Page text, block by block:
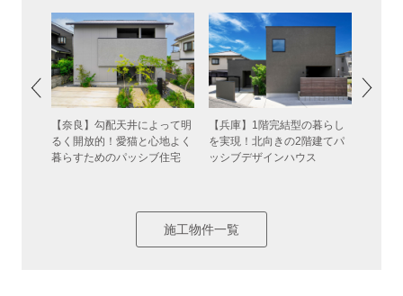
【奈良】勾配天井によって明
るく開放的！愛猫と心地よく
暮らすためのパッシブ住宅
【兵庫】1階完結型の暮らし
を実現！北向きの2階建てパ
ッシブデザインハウス
施工物件一覧